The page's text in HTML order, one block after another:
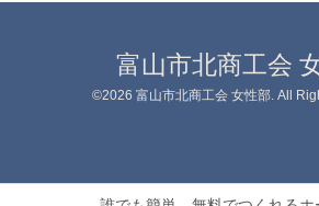
富山市北商工会
©2026 富山市北商工会 女性部 . All